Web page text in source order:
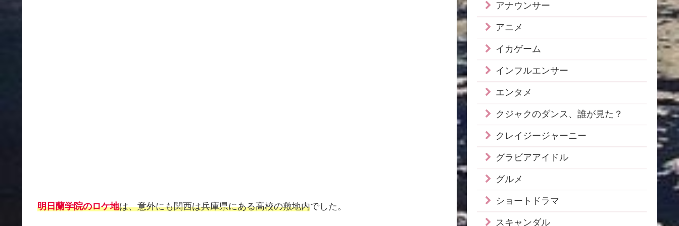
明日蘭学院のロケ地は、意外にも関西は兵庫県にある高校の敷地内でした。
アナウンサー
アニメ
イカゲーム
インフルエンサー
エンタメ
クジャクのダンス、誰が見た？
クレイジージャーニー
グラビアアイドル
グルメ
ショートドラマ
スキャンダル